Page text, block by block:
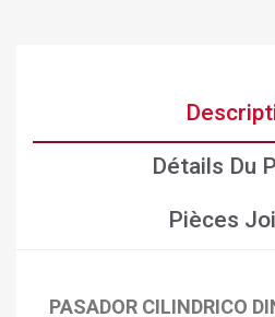
Détails Du
Pièces
PASADOR CILINDRICO